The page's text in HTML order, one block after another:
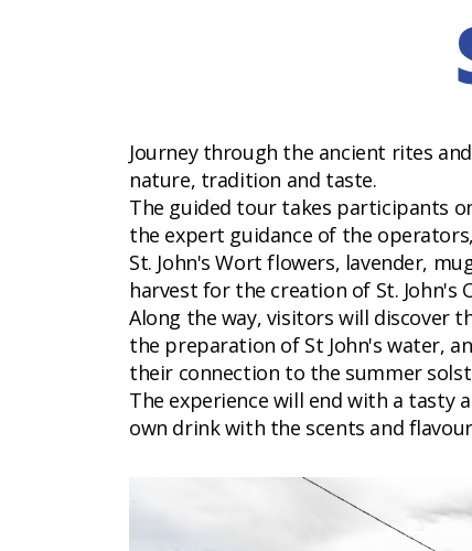
Journey through the ancient rites
nature, tradition and taste.
The guided tour takes participants
the expert guidance of the
St. John's Wort flowers, lavender,
harvest for the creation of St. John's
Along the way, visitors will discover
the preparation of St John's water,
their connection to the summer
The experience will end with a
own drink with the scents and